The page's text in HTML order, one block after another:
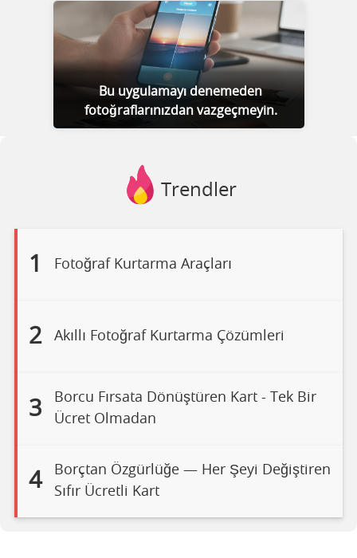
Bu uygulamayı denemeden
fotoğraflarınızdan vazgeçmeyin.
Trendler
1 Fotoğraf Kurtarma Araçları
2 Akıllı Fotoğraf Kurtarma Çözümleri
3
Borcu Fırsata Dönüştüren Kart - Tek Bir
Ücret Olmadan
4
Borçtan Özgürlüğe — Her Şeyi Değiştiren
Sıfır Ücretli Kart